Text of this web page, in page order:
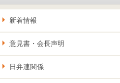
新着情報
意見書・会長声明
日弁連関係